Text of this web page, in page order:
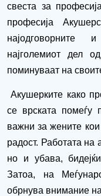
свеста за
професија
најголемиот дел
поминуваат на
Акушерките како
се врската помеѓу
важни за жените
радост. Работата на
но и убава,
Затоа, на
обрнува внимание